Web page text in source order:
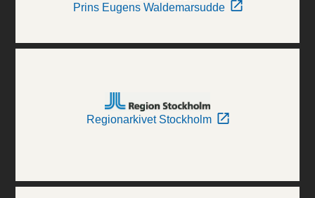
Prins Eugens Waldemarsudde
Regionarkivet Stockholm